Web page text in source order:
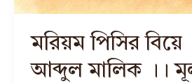
মরিয়ম পিসির বিয়ে
আব্দুল মালিক ।।